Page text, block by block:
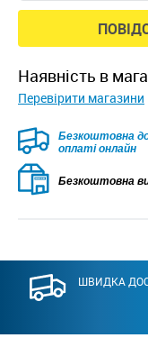
наявність в
Перевірити магазини
Безкоштовна
оплаті онлайн
Безкоштовна
ШВИДКА